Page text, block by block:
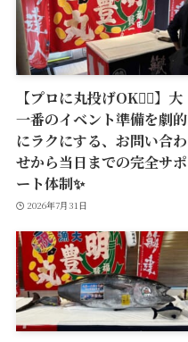
【プロに丸投げOK🙆‍♂️】大
一番のイベント準備を劇的
にラクにする、お問い合わ
せから当日までの完全サポ
ート体制✨
2026年7月31日